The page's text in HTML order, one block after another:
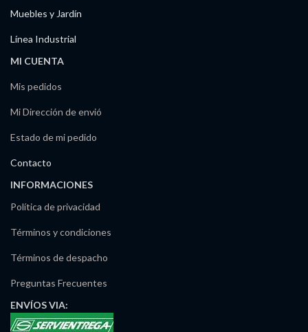
Muebles y Jardín
Línea Industrial
MI CUENTA
Mis pedidos
Mi Dirección de envió
Estado de mi pedido
Contacto
INFORMACIONES
Política de privacidad
Términos y condiciones
Términos de despacho
Preguntas Frecuentes
ENVÍOSVIA: